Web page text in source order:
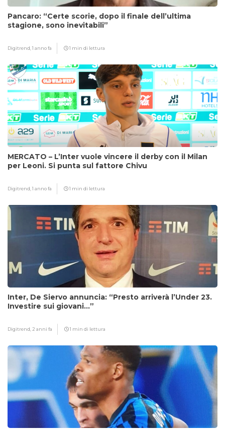
Pancaro: “Certe scorie, dopo il finale dell’ultima
stagione, sono inevitabili”
Digitrend,1 anno fa 1 min di lettura
MERCATO – L’Inter vuole vincere il derby con il Milan
per Leoni. Si punta sul fattore Chivu
Digitrend,1 anno fa 1 min di lettura
Inter, De Siervo annuncia: “Presto arriverà l’Under 23.
Investire sui giovani…”
Digitrend, 2 anni fa 1 min di lettura